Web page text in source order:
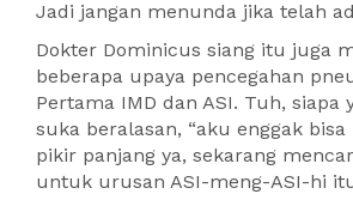
Jadi jangan menunda jika telah
Dokter Dominicus siang itu juga
beberapa upaya pencegahan
Pertama IMD dan ASI. Tuh, siapa
suka beralasan, “aku enggak bisa
pikir panjang ya, sekarang
untuk urusan ASI-meng-ASI-hi